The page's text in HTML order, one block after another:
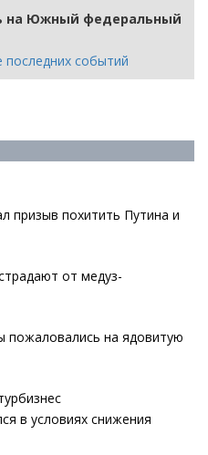
на Южный федеральный
событий
призыв похитить Путина и
от медуз-
пожаловались на ядовитую
в условиях снижения